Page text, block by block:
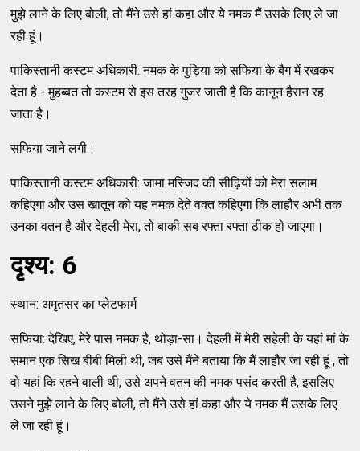
मुझे लाने के लिए बोली, तो मैंने उसे हां कहा और ये नमक मैं उसके लिए ले जा
रही हूं।
पाकिस्तानी कस्टम अधिकारी: नमक के पुड़िया को सफिया के बैग में रखकर
देता है - मुहब्बत तो कस्टम से इस तरह गुजर जाती है कि कानून हैरान रह
जाता है।
सफिया जाने लगी।
पाकिस्तानी कस्टम अधिकारी: जामा मस्जिद की सीढ़ियों को मेरा सलाम
कहिएगा और उस खातून को यह नमक देते वक्त कहिएगा कि लाहौर अभी तक
उनका वतन है और देहली मेरा, तो बाकी सब रफ्ता रफ्ता ठीक हो जाएगा।
दृश्य: 6
स्थान: अमृतसर का प्लेटफार्म
सफिया: देखिए, मेरे पास नमक है, थोड़ा-सा। देहली में मेरी सहेली के यहां मां के
समान एक सिख बीबी मिली थी, जब उसे मैंने बताया कि मैं लाहौर जा रही हूं , तो
वो यहां कि रहने वाली थी, उसे अपने वतन की नमक पसंद करती है, इसलिए
उसने मुझे लाने के लिए बोली, तो मैंने उसे हां कहा और ये नमक मैं उसके लिए
ले जा रही हूं।